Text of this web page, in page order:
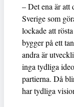
– Det ena är att
Sverige som
lockade att
bygger på ett
andra är
inga tydliga
partierna. Då
har tydliga